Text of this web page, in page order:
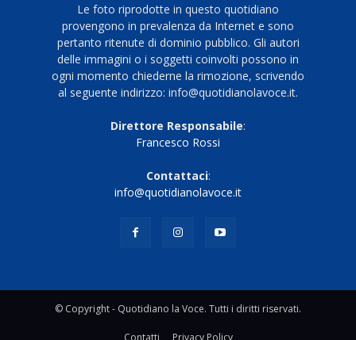
Le foto riprodotte in questo quotidiano
provengono in prevalenza da Internet e sono
pertanto ritenute di dominio pubblico. Gli autori
delle immagini o i soggetti coinvolti possono in
ogni momento chiederne la rimozione, scrivendo
al seguente indirizzo: info@quotidianolavoce.it.
Direttore Responsabile:
Francesco Rossi
Contattaci:
info@quotidianolavoce.it
© Copyright - Quotidiano la Voce. Tutti i diritti riservati.